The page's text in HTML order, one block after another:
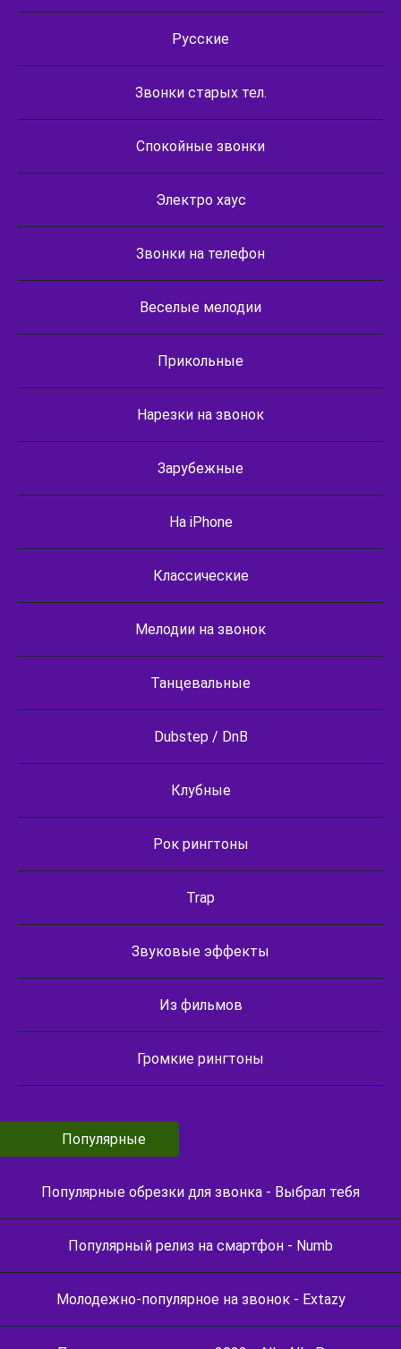
Русские
Звонки старых тел.
Спокойные звонки
Электро хаус
Звонки на телефон
Веселые мелодии
Прикольные
Нарезки на звонок
Зарубежные
На iPhone
Классические
Мелодии на звонок
Танцевальные
Dubstep / DnB
Клубные
Рок рингтоны
Trap
Звуковые эффекты
Из фильмов
Громкие рингтоны
Популярные
Популярные обрезки для звонка - Выбрал тебя
Популярный релиз на смартфон - Numb
Молодежно-популярное на звонок - Extazy